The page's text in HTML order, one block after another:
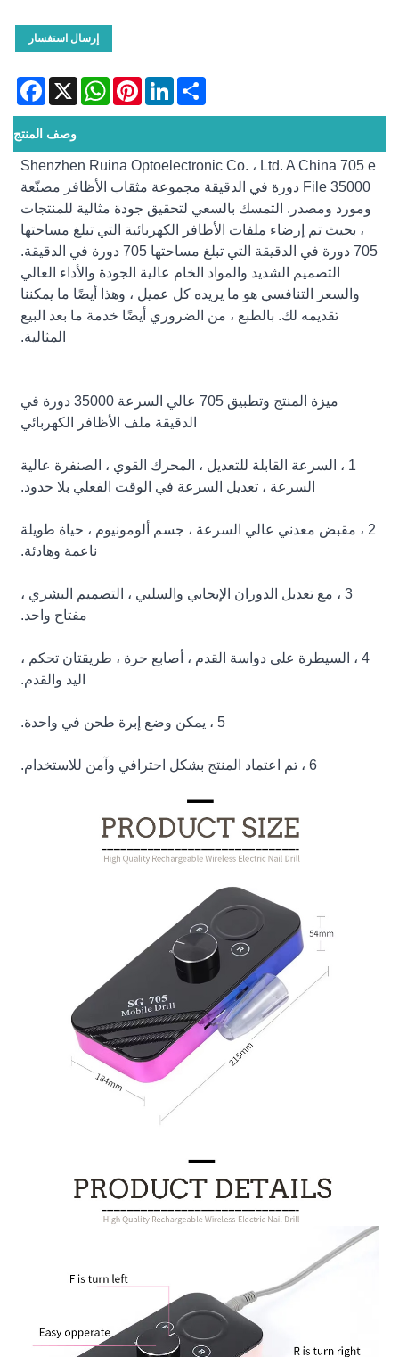
إرسال استفسار
X
WhatsAppPinterestLinkedInShare
وصف المنتج
Shenzhen Ruina Optoelectronic Co. ، Ltd. A China 705 e
File 35000 دورة في الدقيقة مجموعة مثقاب الأظافر مصنّعة
ومورد ومصدر. التمسك بالسعي لتحقيق جودة مثالية للمنتجات
، بحيث تم إرضاء ملفات الأظافر الكهربائية التي تبلغ مساحتها
705 دورة في الدقيقة التي تبلغ مساحتها 705 دورة في الدقيقة.
التصميم الشديد والمواد الخام عالية الجودة والأداء العالي
والسعر التنافسي هو ما يريده كل عميل ، وهذا أيضًا ما يمكننا
تقديمه لك. بالطبع ، من الضروري أيضًا خدمة ما بعد البيع
المثالية.
ميزة المنتج وتطبيق 705 عالي السرعة 35000 دورة في
الدقيقة ملف الأظافر الكهربائي
1 ، السرعة القابلة للتعديل ، المحرك القوي ، الصنفرة عالية
السرعة ، تعديل السرعة في الوقت الفعلي بلا حدود.
2 ، مقبض معدني عالي السرعة ، جسم ألومونيوم ، حياة طويلة
ناعمة وهادئة.
3 ، مع تعديل الدوران الإيجابي والسلبي ، التصميم البشري ،
مفتاح واحد.
4 ، السيطرة على دواسة القدم ، أصابع حرة ، طريقتان تحكم ،
اليد والقدم.
5 ، يمكن وضع إبرة طحن في واحدة.
6 ، تم اعتماد المنتج بشكل احترافي وآمن للاستخدام.